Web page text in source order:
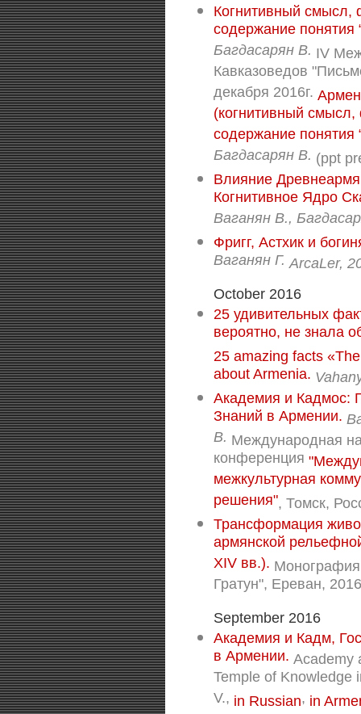
Когнитивный смысл,
содержание понятия
Багдасарян В. IV
Кавказоведов
декабря 2016г.
(когнитивный
содержание понятия
Багдасарян В. (ppt
Влияние
Когнитивное Ядро
Ваганян В.,
Фригг, Астхик и
Ваганян Г. ArcaLer,
October 2016
25 удивительных
вероятно, не знала
25 amazing facts
about Armenia.
Академия и Кадмос:
Знаний в Армении.
В. Международная
конференция
межкультурная
решения", Томск,
Трансформация
армянской
XIV вв.).
Гратун", Ереван,
September 2016
Академия и Кадм,
в Армении. Academy
Temple of Knowledge
V., in Russian, in